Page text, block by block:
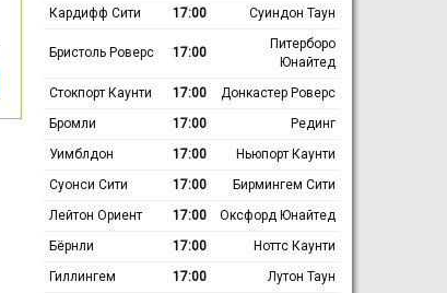
Кардифф Сити 17:00 Суиндон Таун
Бристоль Роверс 17:00
Питерборо
Юнайтед
Стокпорт Каунти
17:00
Донкастер Роверс
Бромли
17:00
Рединг
Уимблдон
17:00
Ньюпорт Каунти
Суонси Сити
17:00
Бирмингем Сити
Лейтон Ориент
17:00
Оксфорд Юнайтед
Бёрнли
17:00
Ноттс Каунти
Гиллингем
17:00
Лутон Таун